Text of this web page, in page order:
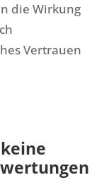
die Wirkung
Vertrauen